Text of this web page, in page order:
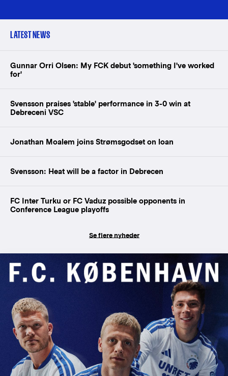
LATEST NEWS
Gunnar Orri Olsen: My FCK debut 'something I've worked
for'
Svensson praises 'stable' performance in 3-0 win at
Debreceni VSC
Jonathan Moalem joins Strømsgodset on loan
Svensson: Heat will be a factor in Debrecen
FC Inter Turku or FC Vaduz possible opponents in
Conference League playoffs
Se flere nyheder